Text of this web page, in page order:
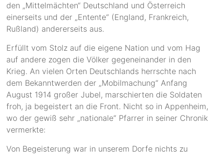
den „Mittelmächten“ Deutschland und Österreich
einerseits und der „Entente“ (England, Frankreich,
Rußland) andererseits aus.
Erfüllt vom Stolz auf die eigene Nation und vom Hag
auf andere zogen die Völker gegeneinander in den
Krieg. An vielen Orten Deutschlands herrschte nach
dem Bekanntwerden der „Mobilmachung“ Anfang
August 1914 großer Jubel, marschierten die Soldaten
froh, ja begeistert an die Front. Nicht so in Appenheim,
wo der gewiß sehr „nationale“ Pfarrer in seiner Chronik
vermerkte:
Von Begeisterung war in unserem Dorfe nichts zu